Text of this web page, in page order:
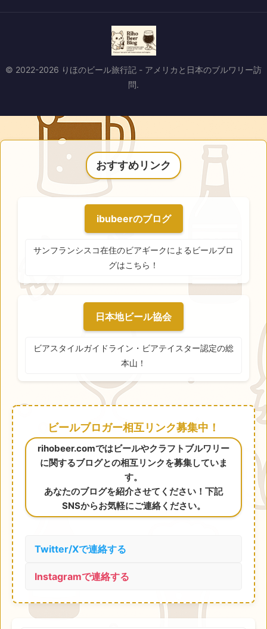
© 2022-2026 りほのビール旅行記 - アメリカと日本のブルワリー訪
問.
おすすめリンク
ibubeerのブログ
サンフランシスコ在住のビアギークによるビールブロ
グはこちら！
日本地ビール協会
ビアスタイルガイドライン・ビアテイスター認定の総
本山！
ビールブロガー相互リンク募集中！
rihobeer.comではビールやクラフトブルワリー
に関するブログとの相互リンクを募集していま
す。
あなたのブログを紹介させてください！下記
SNSからお気軽にご連絡ください。
Twitter/Xで連絡する
Instagramで連絡する